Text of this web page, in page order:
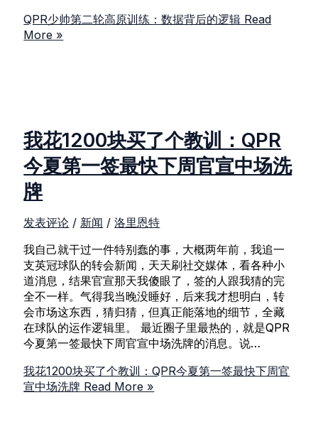
QPR少帅第二轮高原训练：数据背后的逻辑 Read
More »
我花1200块买了个教训：QPR
今夏第一签最快下周官宣中场洗
牌
发表评论 / 新闻 /洛里恩特
我自己就干过一件特别蠢的事，大概两年前，我追一
支英冠球队的转会新闻，天天刷社交媒体，看各种小
道消息，结果官宣那天我傻眼了，签的人跟我猜的完
全不一样。气得我当晚没睡好，后来我才想明白，转
会市场这东西，猜归猜，但真正能落地的细节，全藏
在球队的运作逻辑里。 最近圈子里最热的，就是QPR
今夏第一签最快下周官宣中场洗牌的消息。说…
我花1200块买了个教训：QPR今夏第一签最快下周官
宣中场洗牌 Read More »